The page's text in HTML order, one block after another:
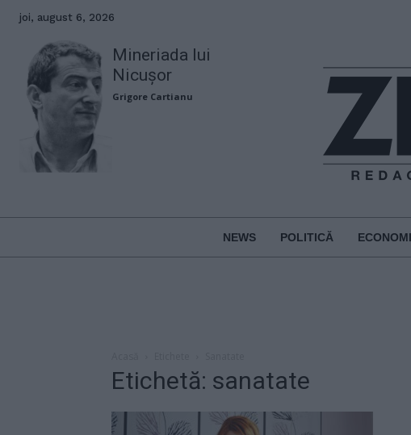
joi, august 6, 2026
Mineriada lui
Nicușor
Grigore Cartianu
NEWS POLITICĂ
Etichetă: sanatate